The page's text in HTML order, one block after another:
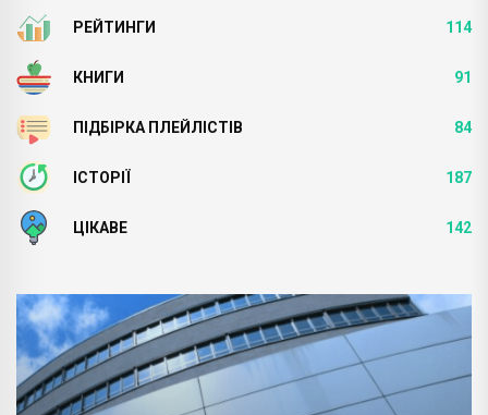
РЕЙТИНГИ 114
КНИГИ 91
ПІДБІРКА ПЛЕЙЛІСТІВ 84
ІСТОРІЇ 187
ЦІКАВЕ 142